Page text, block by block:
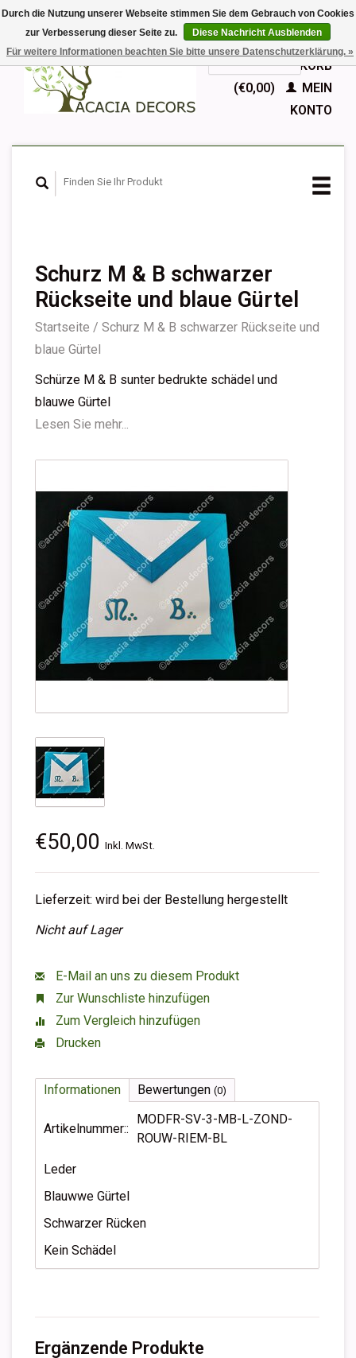
EUR
GBPDeutsch
Nederlands
English
IHR WARENKORB
(€0,00)
MEIN
KONTO
Schurz M & B schwarzer
Rückseite und blaue Gürtel
Startseite / Schurz M & B schwarzer Rückseite und
blaue Gürtel
Schürze M & B sunter bedrukte schädel und
blauwe Gürtel
Lesen Sie mehr...
€50,00 Inkl. MwSt.
Lieferzeit: wird bei der Bestellung hergestellt
Nicht auf Lager
E-Mail an uns zu diesem Produkt
Zur Wunschliste hinzufügen
Zum Vergleich hinzufügen
Drucken
Informationen Bewertungen (0)
Artikelnummer::
MODFR-SV-3-MB-L-ZOND-
ROUW-RIEM-BL
Leder
Blauwwe Gürtel
Schwarzer Rücken
Kein Schädel
Ergänzende Produkte
Durch die Nutzung unserer Webseite stimmen Sie dem Gebrauch von Cookies
zur Verbesserung dieser Seite zu.
Diese Nachricht Ausblenden
Für weitere Informationen beachten Sie bitte unsere Datenschutzerklärung. »